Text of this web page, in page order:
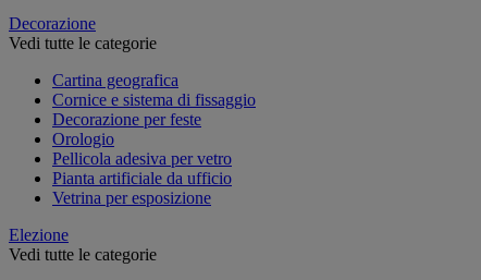
Decorazione
Vedi tutte le categorie
Cartina geografica
Cornice e sistema di fissaggio
Decorazione per feste
Orologio
Pellicola adesiva per vetro
Pianta artificiale da ufficio
Vetrina per esposizione
Elezione
Vedi tutte le categorie